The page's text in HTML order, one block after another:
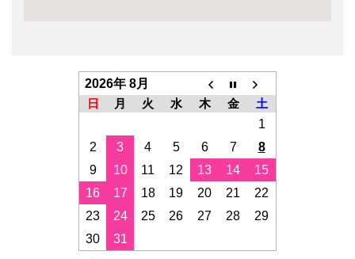
2026年 8月
日
月 火 水 木 金
土
1
2
3 4 5 6 7
8
9
10 11 12 13 14
15
16
17 18 19 20 21
22
23
24 25 26 27 28
29
30
31